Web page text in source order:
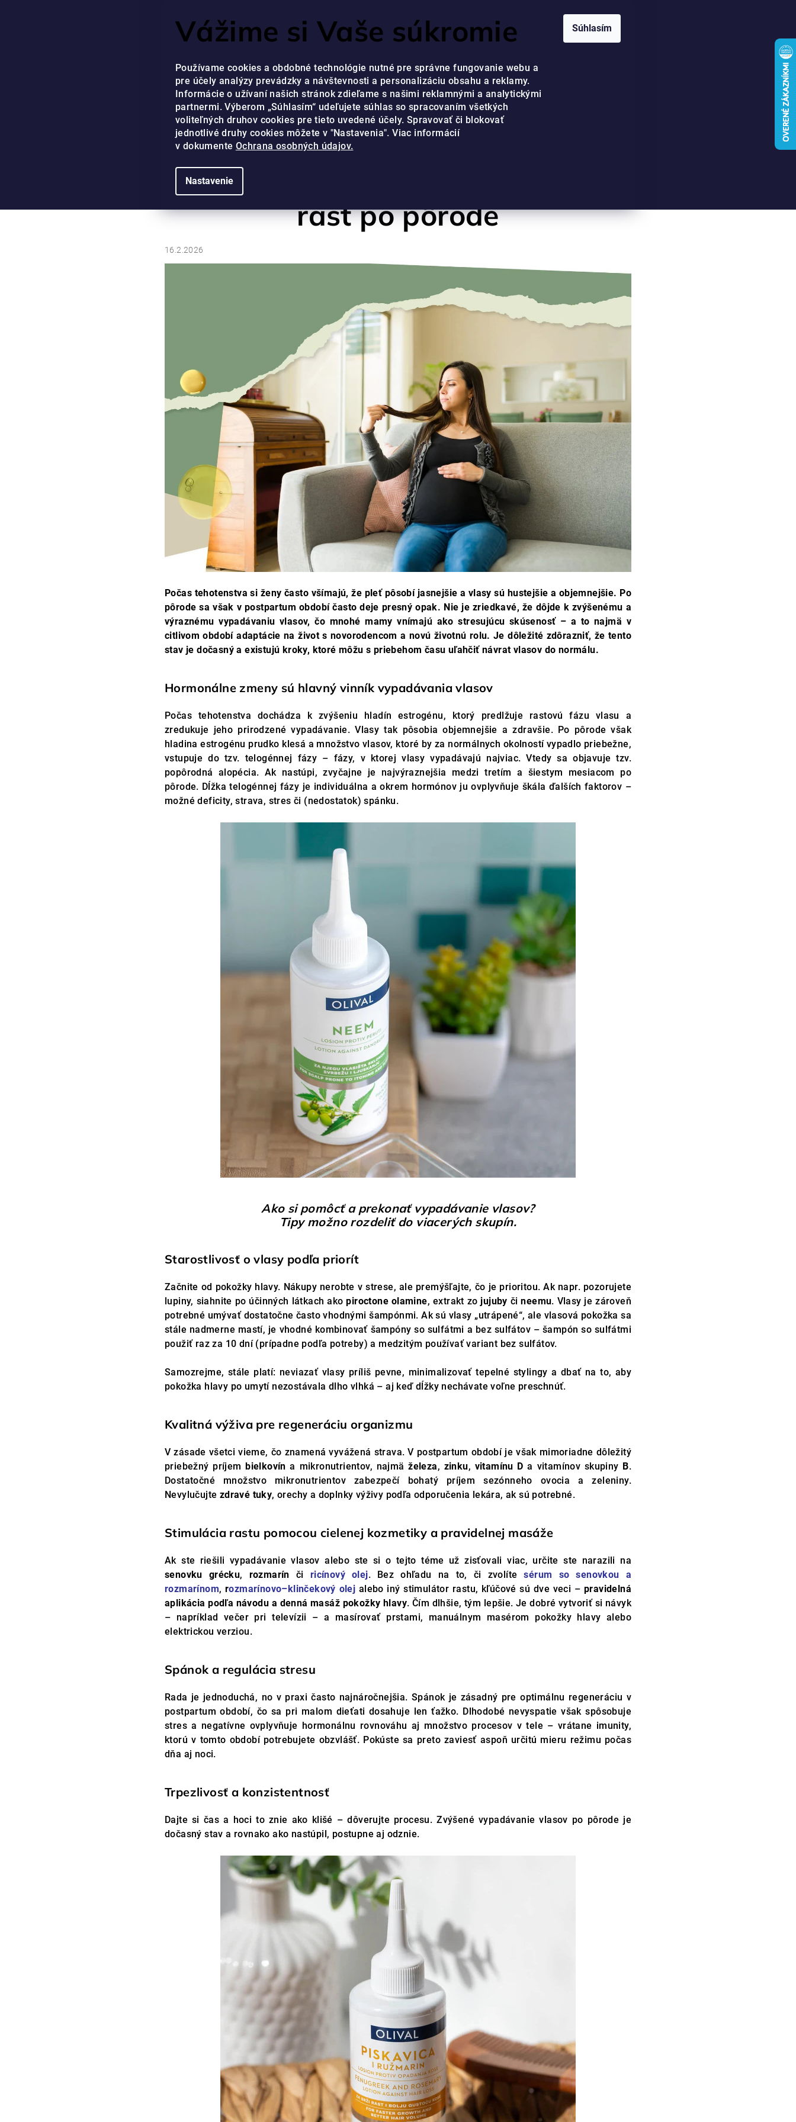
Vážime si Vaše súkromie
Používame cookies a obdobné technológie nutné pre správne fungovanie webu a
pre účely analýzy prevádzky a návštevnosti a personalizáciu obsahu a reklamy.
Informácie o užívaní našich stránok zdieľame s našimi reklamnými a analytickými
partnermi. Výberom „Súhlasím“ udeľujete súhlas so spracovaním všetkých
voliteľných druhov cookies pre tieto uvedené účely. Spravovať či blokovať
jednotlivé druhy cookies môžete v "Nastavenia". Viac informácií
v dokumente Ochrana osobných údajov.
Nastavenie
Súhlasím
NÁŠ ZÁKAZNÍCKY SERVIS JE PRIPRAVENÝ VÁM POMÔCŤ OD PONDELKA DO PIATKA V ČASE 16:30-20:00.
AKO OBNOVIŤ VLASY A PODPORIŤ ICH RAST PO PÔRODE
Ako obnoviť vlasy a podporiť ich
rast po pôrode
16.2.2026
Počas tehotenstva si ženy často všímajú, že pleť pôsobí jasnejšie a vlasy sú hustejšie a objemnejšie. Po
pôrode sa však v postpartum období často deje presný opak. Nie je zriedkavé, že dôjde k zvýšenému a
výraznému vypadávaniu vlasov, čo mnohé mamy vnímajú ako stresujúcu skúsenosť – a to najmä v
citlivom období adaptácie na život s novorodencom a novú životnú rolu. Je dôležité zdôrazniť, že tento
stav je dočasný a existujú kroky, ktoré môžu s priebehom času uľahčiť návrat vlasov do normálu.
Hormonálne zmeny sú hlavný vinník vypadávania vlasov
Počas tehotenstva dochádza k zvýšeniu hladín estrogénu, ktorý predlžuje rastovú fázu vlasu a
zredukuje jeho prirodzené vypadávanie. Vlasy tak pôsobia objemnejšie a zdravšie. Po pôrode však
hladina estrogénu prudko klesá a množstvo vlasov, ktoré by za normálnych okolností vypadlo priebežne,
vstupuje do tzv. telogénnej fázy – fázy, v ktorej vlasy vypadávajú najviac. Vtedy sa objavuje tzv.
popôrodná alopécia. Ak nastúpi, zvyčajne je najvýraznejšia medzi tretím a šiestym mesiacom po
pôrode. Dĺžka telogénnej fázy je individuálna a okrem hormónov ju ovplyvňuje škála ďalších faktorov –
možné deficity, strava, stres či (nedostatok) spánku.
Ako si pomôcť a prekonať vypadávanie vlasov?
Tipy možno rozdeliť do viacerých skupín.
Starostlivosť o vlasy podľa priorít
Začnite od pokožky hlavy. Nákupy nerobte v strese, ale premýšľajte, čo je prioritou. Ak napr. pozorujete
lupiny, siahnite po účinných látkach akopiroctone olamine, extrakt zojujuby čineemu. Vlasy je zároveň
potrebné umývať dostatočne často vhodnými šampónmi. Ak sú vlasy „utrápené“, ale vlasová pokožka sa
stále nadmerne mastí, je vhodné kombinovať šampóny so sulfátmi a bez sulfátov – šampón so sulfátmi
použiť raz za 10 dní (prípadne podľa potreby) a medzitým používať variant bez sulfátov.
Samozrejme, stále platí: neviazať vlasy príliš pevne, minimalizovať tepelné stylingy a dbať na to, aby
pokožka hlavy po umytí nezostávala dlho vlhká – aj keď dĺžky nechávate voľne preschnúť.
Kvalitná výživa pre regeneráciu organizmu
V zásade všetci vieme, čo znamená vyvážená strava. V postpartum období je však mimoriadne dôležitý
priebežný príjembielkovín a mikronutrientov, najmäželeza, zinku, vitamínu D a vitamínov skupiny B.
Dostatočné množstvo mikronutrientov zabezpečí bohatý príjem sezónneho ovocia a zeleniny.
Nevylučujte zdravé tuky, orechy a doplnky výživy podľa odporučenia lekára, ak sú potrebné.
Stimulácia rastu pomocou cielenej kozmetiky a pravidelnej masáže
Ak ste riešili vypadávanie vlasov alebo ste si o tejto téme už zisťovali viac, určite ste narazili na
senovku grécku, rozmarín či ricínový olej. Bez ohľadu na to, či zvolítesérum so senovkou a
rozmarínom,rozmarínovo–klinčekový olej alebo iný stimulátor rastu, kľúčové sú dve veci – pravidelná
aplikácia podľa návodu a denná masáž pokožky hlavy. Čím dlhšie, tým lepšie. Je dobré vytvoriť si návyk
– napríklad večer pri televízii – a masírovať prstami, manuálnym masérom pokožky hlavy alebo
elektrickou verziou.
Spánok a regulácia stresu
Rada je jednoduchá, no v praxi často najnáročnejšia. Spánok je zásadný pre optimálnu regeneráciu v
postpartum období, čo sa pri malom dieťati dosahuje len ťažko. Dlhodobé nevyspatie však spôsobuje
stres a negatívne ovplyvňuje hormonálnu rovnováhu aj množstvo procesov v tele – vrátane imunity,
ktorú v tomto období potrebujete obzvlášť. Pokúste sa preto zaviesť aspoň určitú mieru režimu počas
dňa aj noci.
Trpezlivosť a konzistentnosť
Dajte si čas a hoci to znie ako klišé – dôverujte procesu. Zvýšené vypadávanie vlasov po pôrode je
dočasný stav a rovnako ako nastúpil, postupne aj odznie.